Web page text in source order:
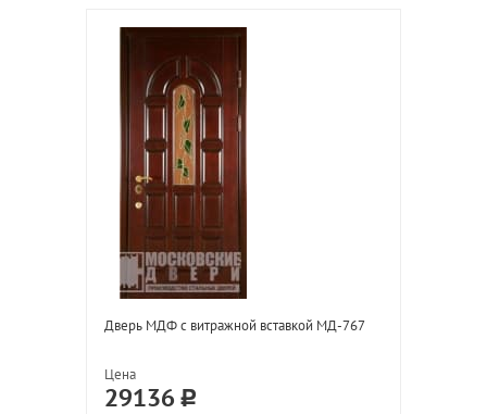
Дверь МДФ с витражной вставкой МД-767
Цена
29136